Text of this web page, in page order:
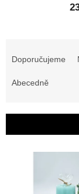
r
Doporučujeme
Abecedně